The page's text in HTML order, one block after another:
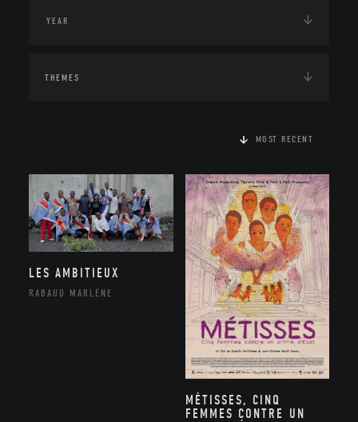
THEMES
MOST RECENT
LES AMBITIEUX
RABAUD MARLÈNE
MÉTISSES, CINQ
FEMMES CONTRE UN